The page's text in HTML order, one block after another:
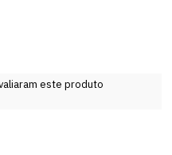
este produto